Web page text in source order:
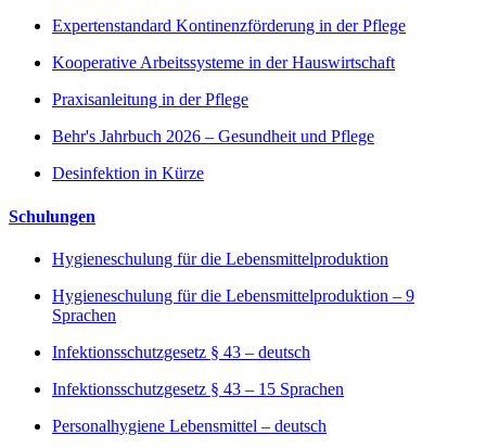
Expertenstandard Kontinenzförderung in der Pflege
Kooperative Arbeitssysteme in der Hauswirtschaft
Praxisanleitung in der Pflege
Behr's Jahrbuch 2026 – Gesundheit und Pflege
Desinfektion in Kürze
Schulungen
Hygieneschulung für die Lebensmittelproduktion
Hygieneschulung für die Lebensmittelproduktion – 9
Sprachen
Infektionsschutzgesetz § 43 – deutsch
Infektionsschutzgesetz § 43 – 15 Sprachen
Personalhygiene Lebensmittel – deutsch